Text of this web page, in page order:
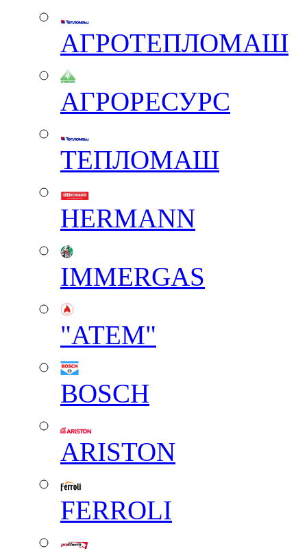
АГРОТЕПЛОМАШ
АГРОРЕСУРС
ТЕПЛОМАШ
HERMANN
IMMERGAS
"АТЕМ"
BOSCH
ARISTON
FERROLI